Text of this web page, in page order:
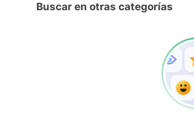
Buscar en otras categorías